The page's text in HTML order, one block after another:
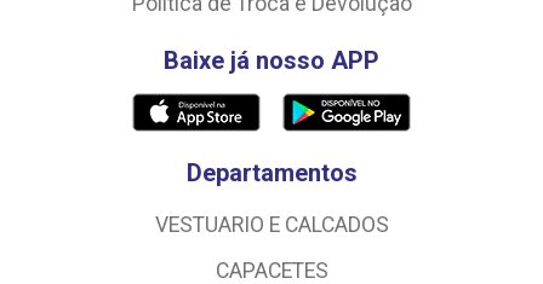
Baixe já nosso APP
Departamentos
VESTUARIO E CALCADOS
CAPACETES